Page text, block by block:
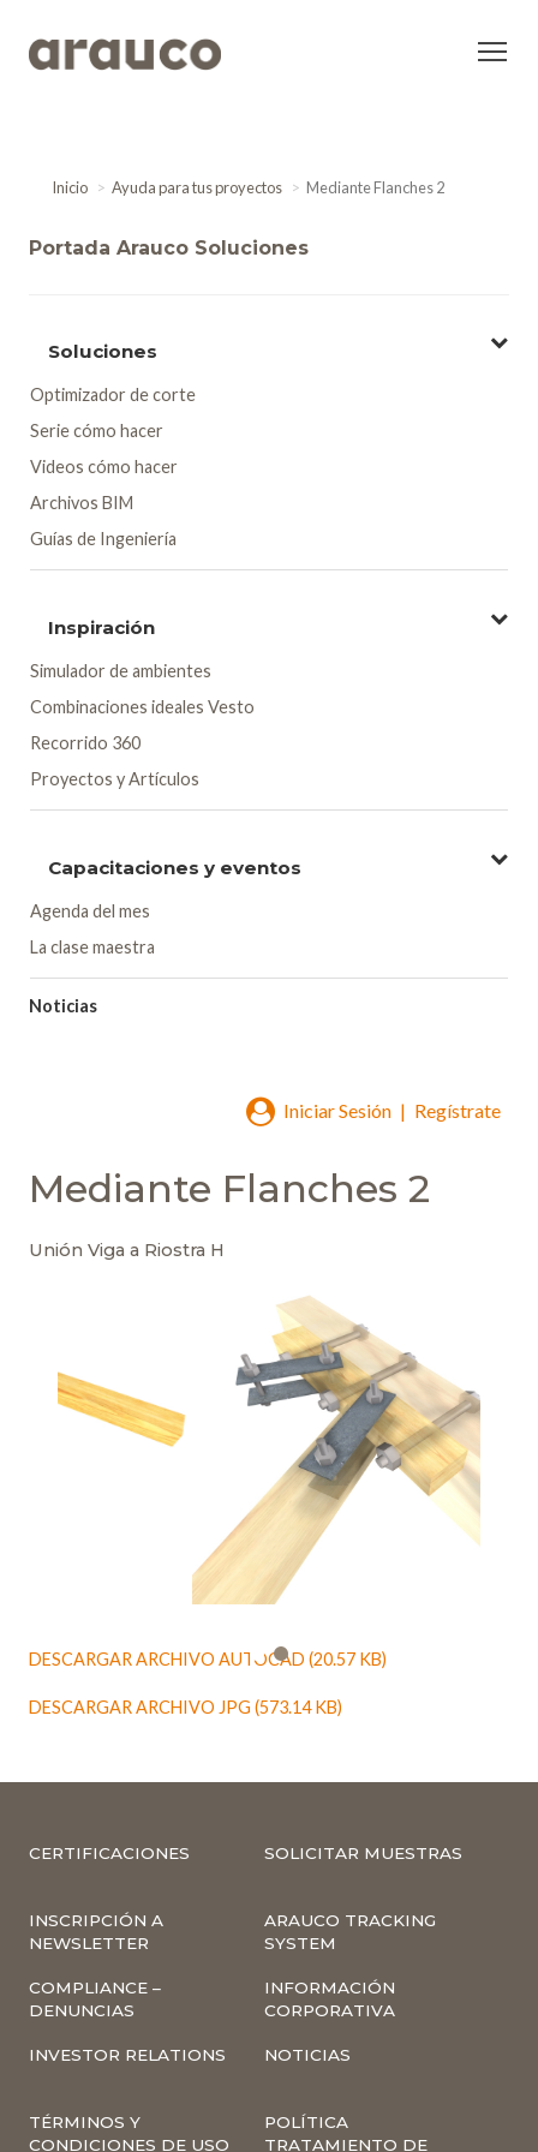
Inicio Ayuda para tus proyectos Mediante Flanches 2
Portada Arauco Soluciones
Soluciones
Optimizador de corte
Serie cómo hacer
Videos cómo hacer
Archivos BIM
Guías de Ingeniería
Inspiración
Simulador de ambientes
Combinaciones ideales Vesto
Recorrido 360
Proyectos y Artículos
Capacitaciones y eventos
Agenda del mes
La clase maestra
Noticias
Iniciar Sesión | Regístrate
Mediante Flanches 2
Unión Viga a Riostra H
DESCARGAR ARCHIVO AUTOCAD (20.57 KB)
DESCARGAR ARCHIVO JPG (573.14 KB)
CERTIFICACIONES SOLICITAR MUESTRAS
INSCRIPCIÓN A
NEWSLETTER
ARAUCO TRACKING
SYSTEM
COMPLIANCE –
DENUNCIAS
INFORMACIÓN
CORPORATIVA
INVESTOR RELATIONS NOTICIAS
TÉRMINOS Y
CONDICIONES DE USO
POLÍTICA
TRATAMIENTO DE